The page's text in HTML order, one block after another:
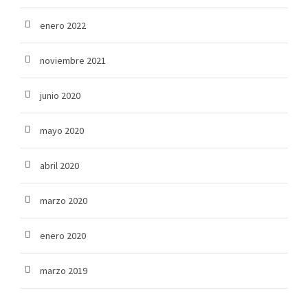
enero 2022
noviembre 2021
junio 2020
mayo 2020
abril 2020
marzo 2020
enero 2020
marzo 2019